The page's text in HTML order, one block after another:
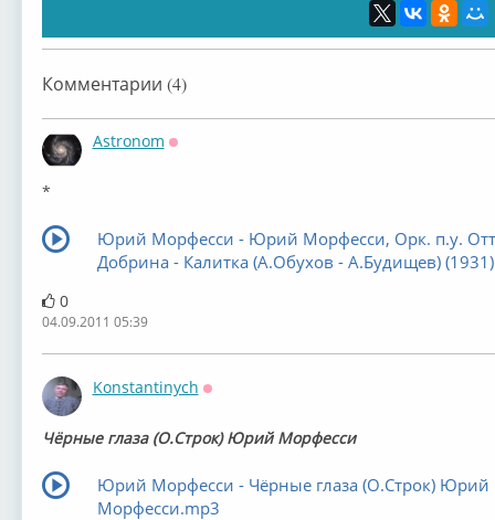
Комментарии (4)
Astronom
*
Юрий Морфесси - Юрий Морфесси, Орк. п.у.
Добрина - Калитка (А.Обухов - А.Будищев)
0
04.09.2011 05:39
Konstantinych
Чёрные глаза (О.Строк) Юрий Морфесси
Юрий Морфесси - Чёрные глаза (О.Строк) Юрий
Морфесси.mp3